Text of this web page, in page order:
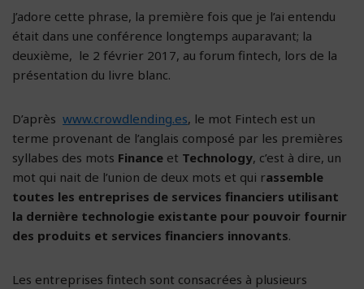
J’adore cette phrase, la première fois que je l’ai entendu
était dans une conférence longtemps auparavant; la
deuxième, le 2 février 2017, au forum fintech, lors de la
présentation du livre blanc.
D’après www.crowdlending.es, le mot Fintech est un
terme provenant de l’anglais composé par les premières
syllabes des mots Finance et Technology, c’est à dire, un
mot qui nait de l’union de deux mots et qui rassemble
toutes les entreprises de services financiers utilisant
la dernière technologie existante pour pouvoir fournir
des produits et services financiers innovants.
Les entreprises fintech sont consacrées à plusieurs